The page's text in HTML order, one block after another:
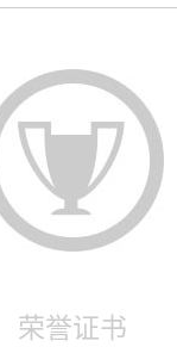
荣誉证书